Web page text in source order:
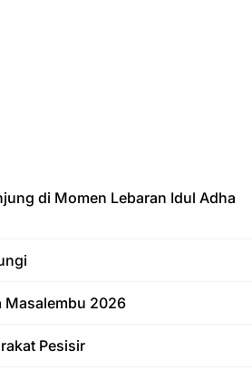
di Momen Lebaran Idul Adha
Masalembu 2026
Pesisir